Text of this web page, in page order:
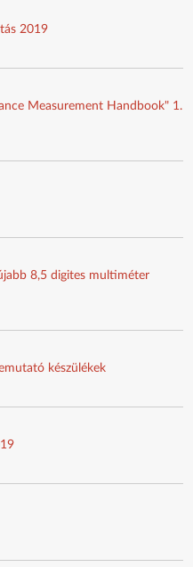
2019
Measurement Handbook" 1.
8,5 digites multiméter
készülékek